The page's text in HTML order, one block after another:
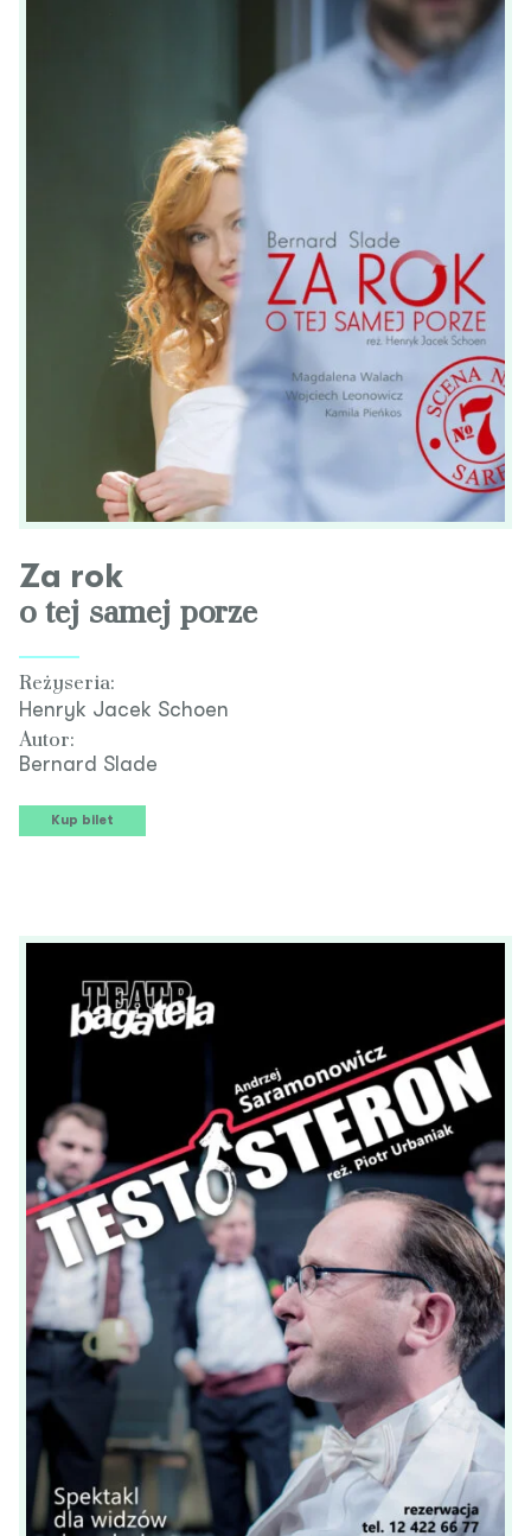
Za rok
o tej samej porze
Reżyseria:
Henryk Jacek Schoen
Autor:
Bernard Slade
Kup bilet